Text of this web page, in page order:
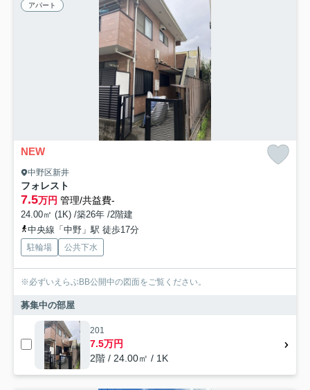
アパート
NEW
中野区新井
フォレスト
7.5万円 管理/共益費-
24.00㎡ (1K) /築26年 /2階建
中央線「中野」駅 徒歩17分
駐輪場 公共下水
※必ずいえらぶBB公開中の図面をご覧ください。
募集中の部屋
201
7.5万円
2階 / 24.00㎡ / 1K